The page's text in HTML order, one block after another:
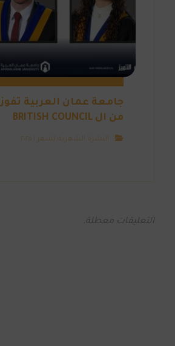
جامعة عمان العربية
من ال BRITISH COUNCIL
النشرة الشهرية لشهر ١ ٢٠٢٥
التعليقات معطلة.